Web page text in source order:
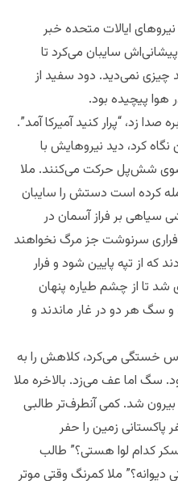
ایالات متحده خبر
سایبان می‌کرد تا
چیزی نمی‌دید. دود سفید از
پیچیده بود.
زد، “پرار کنید آمیرکا آمد”.
نگاه کرد، دید نیروهایش با
شش‌پل حرکت می‌کنند. ملا
کرده است دستش را سایبان
سیاهی بر فراز آسمان در
سرنوشت جز مرگ نخواهند
که از تپه پایین شود و فرار
شد تا از چشم طیاره پنهان
و سگ هر دو در غار ماندند و
خستگی می‌کرد، کلاهش را به
سگ اما عف می‌زد. بالاخره ملا
شد. کمی آنطرف‌تر طالبی
پاکستانی زمین را حفر
کدام لوا هستی؟” طالب
دیوانه؟” ملا کمرنگ وقتی موتر